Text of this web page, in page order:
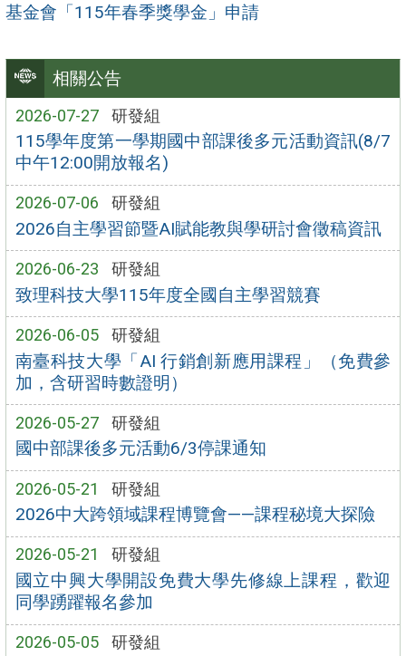
相關公告
2026-07-27 研發組
115學年度第一學期國中部課後多元活動資訊(8/7
中午12:00開放報名)
2026-07-06 研發組
2026自主學習節暨AI賦能教與學研討會徵稿資訊
2026-06-23 研發組
致理科技大學115年度全國自主學習競賽
2026-06-05 研發組
南臺科技大學「AI 行銷創新應用課程」（免費參
加，含研習時數證明）
2026-05-27 研發組
國中部課後多元活動6/3停課通知
2026-05-21 研發組
2026中大跨領域課程博覽會——課程秘境大探險
2026-05-21 研發組
國立中興大學開設免費大學先修線上課程，歡迎
同學踴躍報名參加
2026-05-05 研發組
基金會「115年春季獎學金」申請